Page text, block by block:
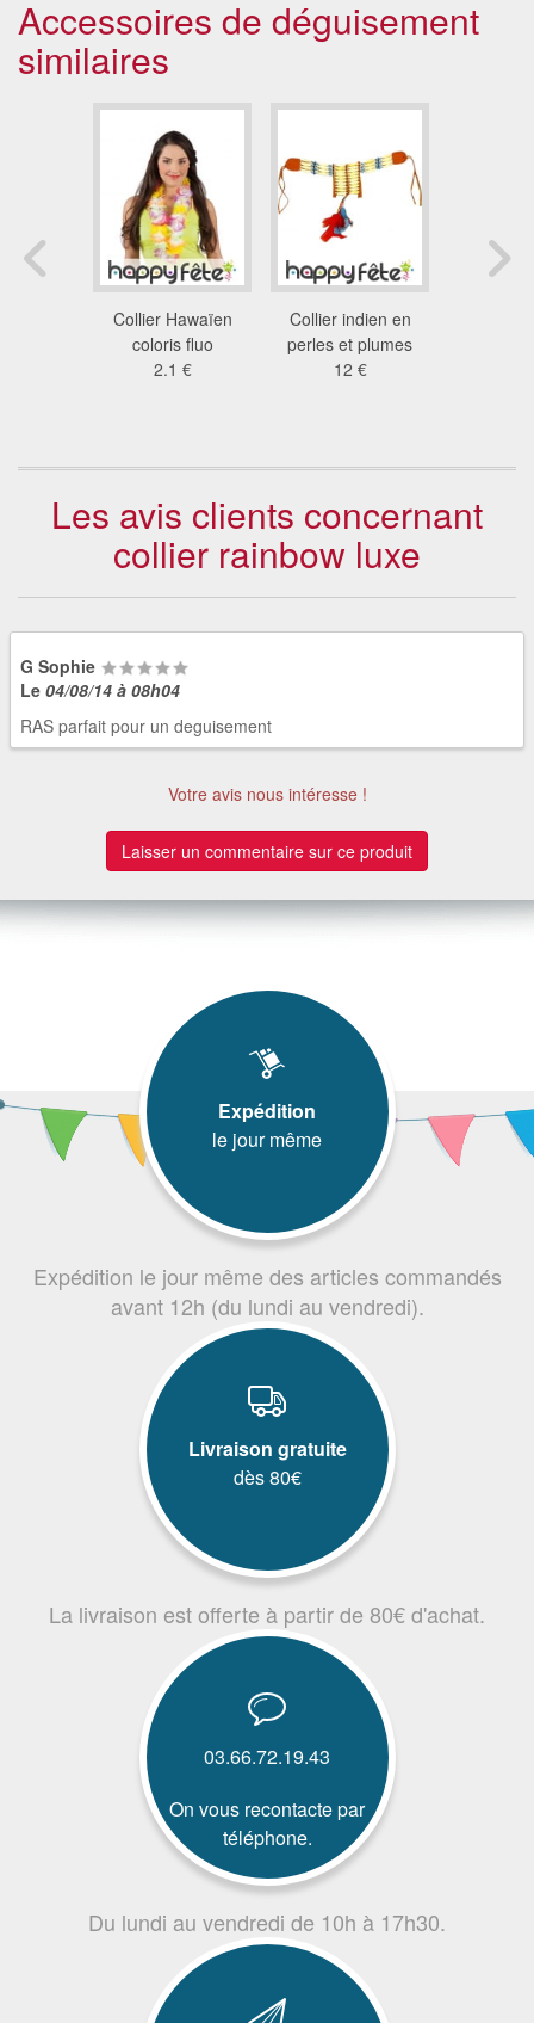
Accessoires de déguisement
similaires
Collier Hawaïen
coloris fluo
2.1 €
Collier indien en
perles et plumes
12 €
Les avis clients concernant
collier rainbow luxe
G Sophie
Le 04/08/14 à 08h04
RAS parfait pour un deguisement
Votre avis nous intéresse !
Laisser un commentaire sur ce produit
Expédition
le jour même
Expédition le jour même des articles commandés
avant 12h (du lundi au vendredi).
Livraison gratuite
dès 80€
La livraison est offerte à partir de 80€ d'achat.
03.66.72.19.43
On vous recontacte par
téléphone.
Du lundi au vendredi de 10h à 17h30.